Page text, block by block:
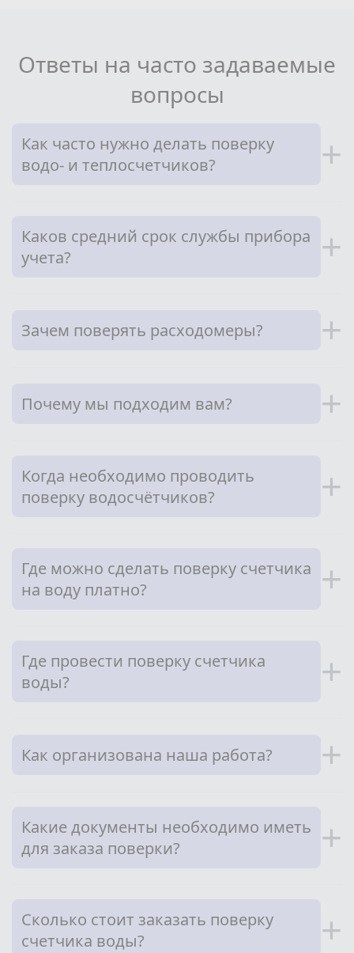
Ответы на часто задаваемые
вопросы
Как часто нужно делать поверку
водо- и теплосчетчиков?
+
Каков средний срок службы прибора
учета?
+
Зачем поверять расходомеры? +
Почему мы подходим вам? +
Когда необходимо проводить
поверку водосчётчиков?
+
Где можно сделать поверку счетчика
на воду платно?
+
Где провести поверку счетчика
воды?
+
Как организована наша работа? +
Какие документы необходимо иметь
для заказа поверки?
+
Сколько стоит заказать поверку
счетчика воды?
+